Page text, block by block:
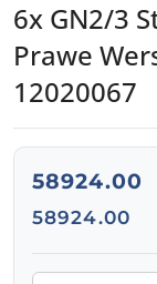
6x GN2/3
Prawe
12020067
cena:
58924.00
Cena:
58924.00